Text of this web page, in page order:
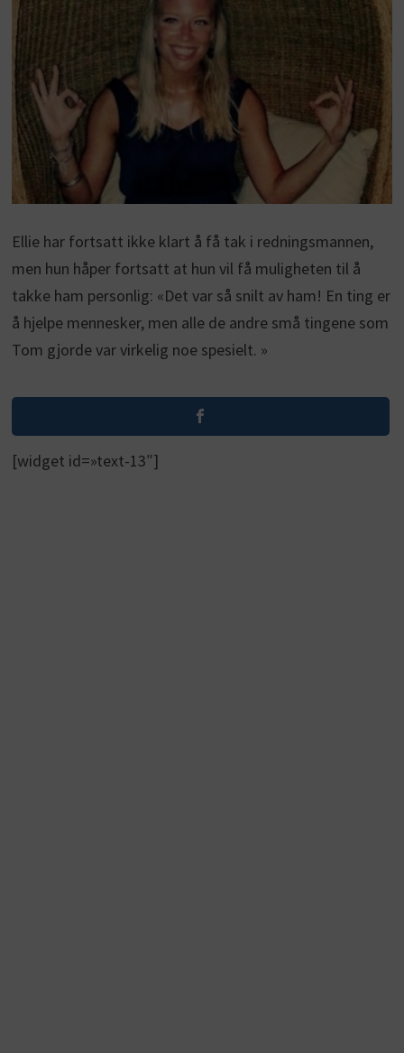
Ellie har fortsatt ikke klart å få tak i redningsmannen,
men hun håper fortsatt at hun vil få muligheten til å
takke ham personlig: «Det var så snilt av ham! En ting er
å hjelpe mennesker, men alle de andre små tingene som
Tom gjorde var virkelig noe spesielt. »
[widget id=»text-13″]